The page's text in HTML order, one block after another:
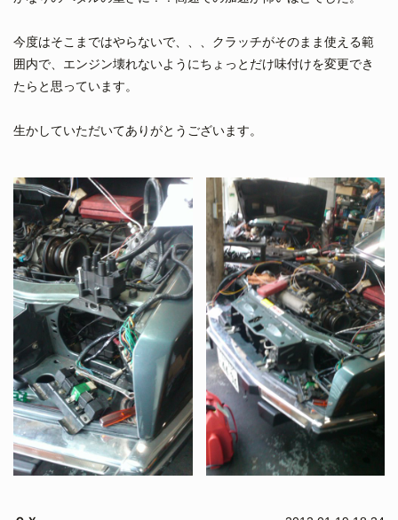
今度はそこまではやらないで、、、クラッチがそのまま使える範
囲内で、エンジン壊れないようにちょっとだけ味付けを変更でき
たらと思っています。
生かしていただいてありがとうございます。